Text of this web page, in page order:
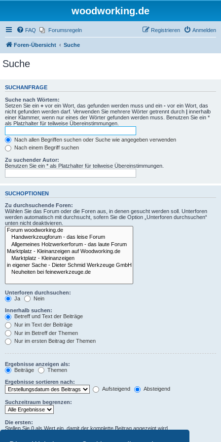
woodworking.de
FAQ Forumsregeln Anmelden
Registrieren
Foren-Übersicht Suche
Suche
SUCHANFRAGE
Suche nach Wörtern:
Setzen Sie ein + vor ein Wort, das gefunden werden muss und ein - vor ein Wort, das
nicht gefunden werden darf. Verwenden Sie mehrere Wörter getrennt durch | innerhalb
einer Klammer, wenn nur eines der Wörter gefunden werden muss. Benutzen Sie ein *
als Platzhalter für teilweise Übereinstimmungen.
Nach allen Begriffen suchen oder Suche wie angegeben verwenden
Nach einem Begriff suchen
Zu suchender Autor:
Benutzen Sie ein * als Platzhalter für teilweise Übereinstimmungen.
SUCHOPTIONEN
Zu durchsuchende Foren:
Wählen Sie das Forum oder die Foren aus, in denen gesucht werden soll. Unterforen
werden automatisch mit durchsucht, sofern Sie die Option „Unterforen durchsuchen“
unten nicht deaktivieren.
Unterforen durchsuchen:
Ja
Nein
Innerhalb suchen:
Betreff und Text der Beiträge
Nur im Text der Beiträge
Nur im Betreff der Themen
Nur im ersten Beitrag der Themen
Ergebnisse anzeigen als:
Beiträge
Themen
Ergebnisse sortieren nach:
Aufsteigend
Absteigend
Suchzeitraum begrenzen:
Die ersten:
Stellen Sie 0 als Wert ein, damit der komplette Beitrag angezeigt wird.